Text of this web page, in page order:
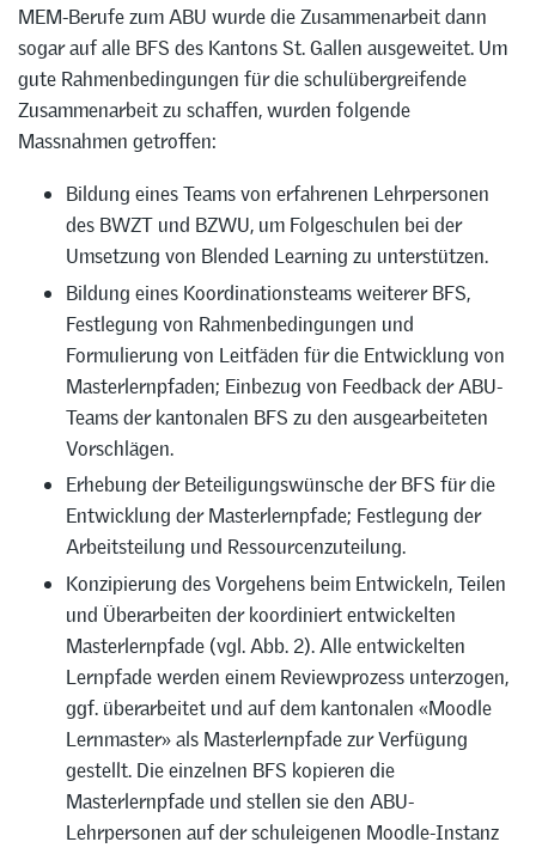
MEM-Berufe zum ABU wurde die Zusammenarbeit dann
sogar auf alle BFS des Kantons St. Gallen ausgeweitet. Um
gute Rahmenbedingungen für die schulübergreifende
Zusammenarbeit zu schaffen, wurden folgende
Massnahmen getroffen:
Bildung eines Teams von erfahrenen Lehrpersonen
des BWZT und BZWU, um Folgeschulen bei der
Umsetzung von Blended Learning zu unterstützen.
Bildung eines Koordinationsteams weiterer BFS,
Festlegung von Rahmenbedingungen und
Formulierung von Leitfäden für die Entwicklung von
Masterlernpfaden; Einbezug von Feedback der ABU-
Teams der kantonalen BFS zu den ausgearbeiteten
Vorschlägen.
Erhebung der Beteiligungswünsche der BFS für die
Entwicklung der Masterlernpfade; Festlegung der
Arbeitsteilung und Ressourcenzuteilung.
Konzipierung des Vorgehens beim Entwickeln, Teilen
und Überarbeiten der koordiniert entwickelten
Masterlernpfade (vgl. Abb. 2). Alle entwickelten
Lernpfade werden einem Reviewprozess unterzogen,
ggf. überarbeitet und auf dem kantonalen «Moodle
Lernmaster» als Masterlernpfade zur Verfügung
gestellt. Die einzelnen BFS kopieren die
Masterlernpfade und stellen sie den ABU-
Lehrpersonen auf der schuleigenen Moodle-Instanz